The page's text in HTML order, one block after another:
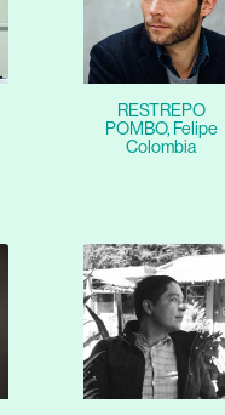
RESTREPO
POMBO, Felipe
Colombia